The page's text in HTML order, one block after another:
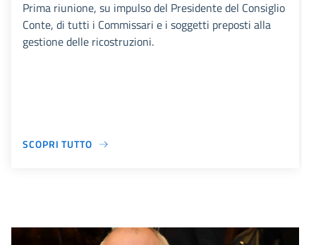
Prima riunione, su impulso del Presidente del Consiglio
Conte, di tutti i Commissari e i soggetti preposti alla
gestione delle ricostruzioni.
SCOPRI TUTTO